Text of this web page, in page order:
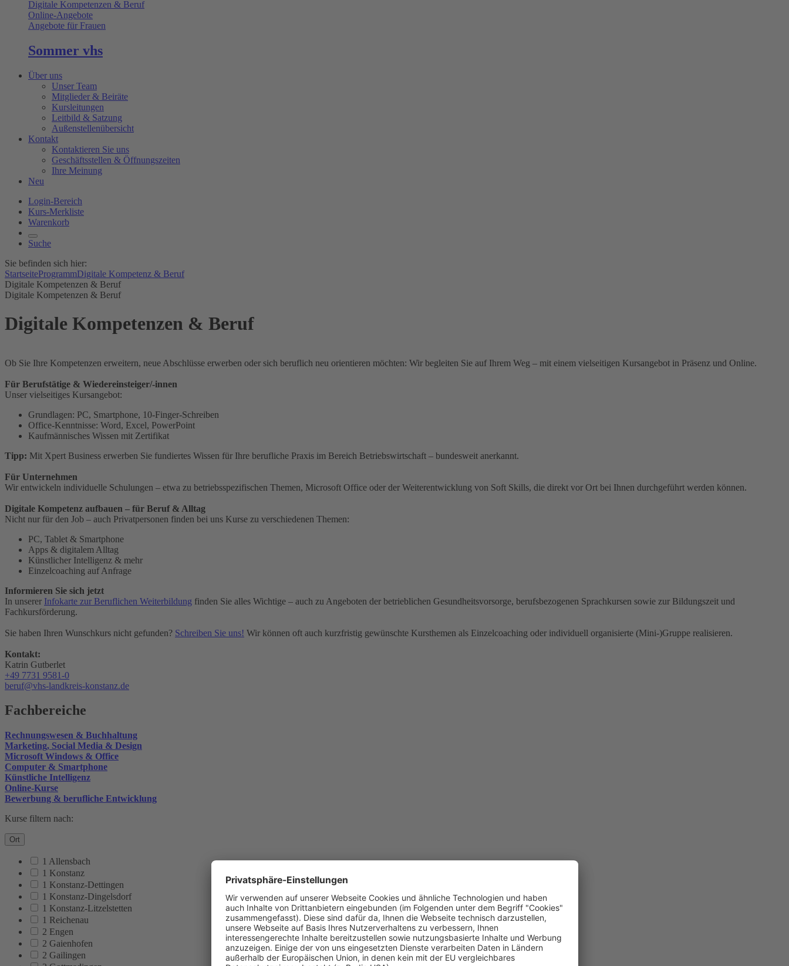
Digitale Kompetenzen & Beruf
Online-Angebote
Angebote für Frauen
Sommer vhs
Über uns
Unser Team
Mitglieder & Beiräte
Kursleitungen
Leitbild & Satzung
Außenstellenübersicht
Kontakt
Kontaktieren Sie uns
Geschäftsstellen & Öffnungszeiten
Ihre Meinung
Neu
Login-Bereich
Kurs-Merkliste
Warenkorb
Suche
Sie befinden sich hier:
StartseiteProgrammDigitale Kompetenz & Beruf
Digitale Kompetenzen & Beruf
Digitale Kompetenzen & Beruf
Digitale Kompetenzen & Beruf
Ob Sie Ihre Kompetenzen erweitern, neue Abschlüsse erwerben oder sich beruflich neu orientieren möchten: Wir begleiten Sie auf Ihrem Weg – mit einem vielseitigen Kursangebot in Präsenz und Online.
Für Berufstätige & Wiedereinsteiger/-innen
Unser vielseitiges Kursangebot:
Grundlagen: PC, Smartphone, 10-Finger-Schreiben
Office-Kenntnisse: Word, Excel, PowerPoint
Kaufmännisches Wissen mit Zertifikat
Tipp: Mit Xpert Business erwerben Sie fundiertes Wissen für Ihre berufliche Praxis im Bereich Betriebswirtschaft – bundesweit anerkannt.
Für Unternehmen
Wir entwickeln individuelle Schulungen – etwa zu betriebsspezifischen Themen, Microsoft Office oder der Weiterentwicklung von Soft Skills, die direkt vor Ort bei Ihnen durchgeführt werden können.
Digitale Kompetenz aufbauen – für Beruf & Alltag
Nicht nur für den Job – auch Privatpersonen finden bei uns Kurse zu verschiedenen Themen:
PC, Tablet & Smartphone
Apps & digitalem Alltag
Künstlicher Intelligenz & mehr
Einzelcoaching auf Anfrage
Informieren Sie sich jetzt
In unserer Infokarte zur Beruflichen Weiterbildung finden Sie alles Wichtige – auch zu Angeboten der betrieblichen Gesundheitsvorsorge, berufsbezogenen Sprachkursen sowie zur Bildungszeit und
Fachkursförderung.
Sie haben Ihren Wunschkurs nicht gefunden? Schreiben Sie uns! Wir können oft auch kurzfristig gewünschte Kursthemen als Einzelcoaching oder individuell organisierte (Mini-)Gruppe realisieren.
Kontakt:
Katrin Gutberlet
+49 7731 9581-0
beruf@vhs-landkreis-konstanz.de
Fachbereiche
Rechnungswesen & Buchhaltung
Marketing, Social Media & Design
Microsoft Windows & Office
Computer & Smartphone
Künstliche Intelligenz
Online-Kurse
Bewerbung & berufliche Entwicklung
Kurse filtern nach:
Ort
1 Allensbach
1 Konstanz
1 Konstanz-Dettingen
1 Konstanz-Dingelsdorf
1 Konstanz-Litzelstetten
1 Reichenau
2 Engen
2 Gaienhofen
2 Gailingen